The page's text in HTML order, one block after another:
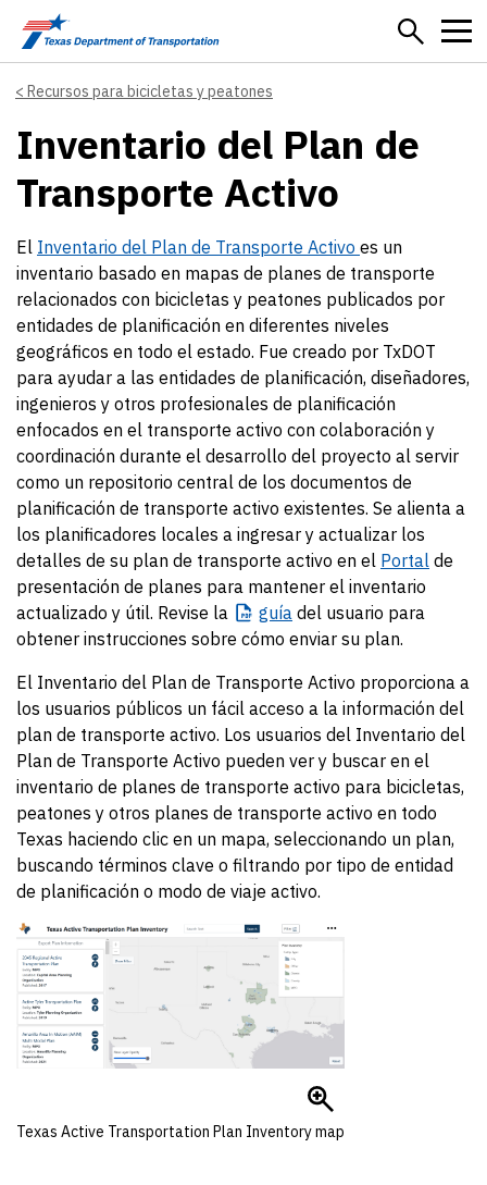
Skip to main content
Recursos para bicicletas y peatones
Inventario del Plan de
Transporte Activo
El Inventario del Plan de Transporte Activo es un
inventario basado en mapas de planes de transporte
relacionados con bicicletas y peatones publicados por
entidades de planificación en diferentes niveles
geográficos en todo el estado. Fue creado por TxDOT
para ayudar a las entidades de planificación, diseñadores,
ingenieros y otros profesionales de planificación
enfocados en el transporte activo con colaboración y
coordinación durante el desarrollo del proyecto al servir
como un repositorio central de los documentos de
planificación de transporte activo existentes. Se alienta a
los planificadores locales a ingresar y actualizar los
detalles de su plan de transporte activo en el Portal de
presentación de planes para mantener el inventario
actualizado y útil. Revise la
guía del usuario para
obtener instrucciones sobre cómo enviar su plan.
El Inventario del Plan de Transporte Activo proporciona a
los usuarios públicos un fácil acceso a la información del
plan de transporte activo. Los usuarios del Inventario del
Plan de Transporte Activo pueden ver y buscar en el
inventario de planes de transporte activo para bicicletas,
peatones y otros planes de transporte activo en todo
Texas haciendo clic en un mapa, seleccionando un plan,
buscando términos clave o filtrando por tipo de entidad
de planificación o modo de viaje activo.
Texas Active Transportation Plan Inventory map